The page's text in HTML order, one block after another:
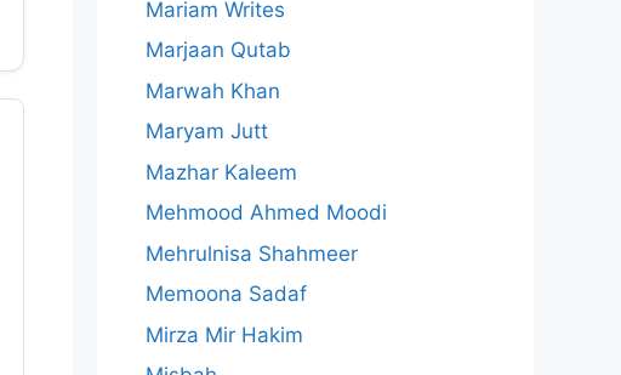
Mariam Writes
Marjaan Qutab
Marwah Khan
Maryam Jutt
Mazhar Kaleem
Mehmood Ahmed Moodi
Mehrulnisa Shahmeer
Memoona Sadaf
Mirza Mir Hakim